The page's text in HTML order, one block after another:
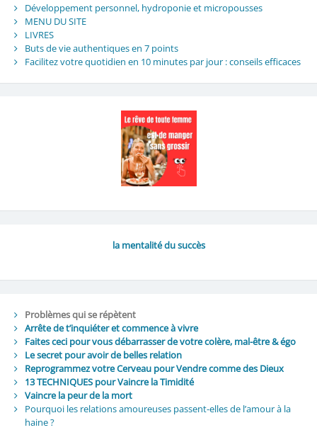
Développement personnel, hydroponie et micropousses
MENU DU SITE
LIVRES
Buts de vie authentiques en 7 points
Facilitez votre quotidien en 10 minutes par jour : conseils efficaces
la mentalité du succès
Problèmes qui se répètent
Arrête de t’inquiéter et commence à vivre
Faites ceci pour vous débarrasser de votre colère, mal-être & égo
Le secret pour avoir de belles relation
Reprogrammez votre Cerveau pour Vendre comme des Dieux
13 TECHNIQUES pour Vaincre la Timidité
Vaincre la peur de la mort
Pourquoi les relations amoureuses passent-elles de l’amour à la
haine ?